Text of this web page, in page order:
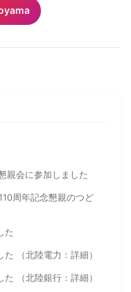
親会に参加しました
周年記念懇親のつど
た
（北陸電力：詳細）
（北陸銀行：詳細）